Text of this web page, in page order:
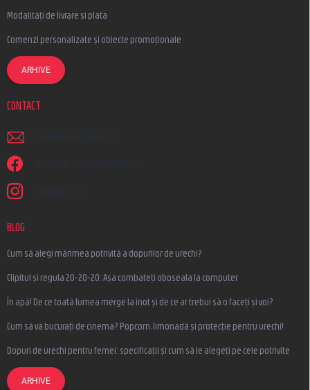
Modalități de livrare si plata
Comenzi personalizate și obiecte promoționale
ARHIVE
CONTACT
scrieti @ earplugs.ro
Suntem și pe Facebook!
earplugs.ro
BLOG
Cum să alegi mărimea potrivită a dopurilor de urechi?
Clipitul și regula 20-20-20: Așa combateți oboseala la computer
În apă! De ce toată lumea merge la înot și de ce ar trebui să o faceți și voi?
Cum să vă bucurați de cinema? Popcorn, limonadă și protecție pentru urechi!
Dopuri de urechi pentru femei: specificații și cum să le alegeți pe cele potrivite
ARHIVE